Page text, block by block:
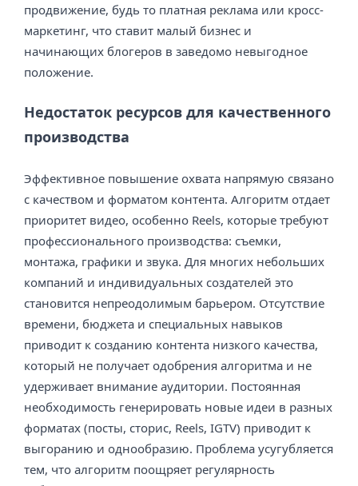
продвижение, будь то платная реклама или кросс-
маркетинг, что ставит малый бизнес и
начинающих блогеров в заведомо невыгодное
положение.
Недостаток ресурсов для качественного
производства
Эффективное повышение охвата напрямую связано
с качеством и форматом контента. Алгоритм отдает
приоритет видео, особенно Reels, которые требуют
профессионального производства: съемки,
монтажа, графики и звука. Для многих небольших
компаний и индивидуальных создателей это
становится непреодолимым барьером. Отсутствие
времени, бюджета и специальных навыков
приводит к созданию контента низкого качества,
который не получает одобрения алгоритма и не
удерживает внимание аудитории. Постоянная
необходимость генерировать новые идеи в разных
форматах (посты, сторис, Reels, IGTV) приводит к
выгоранию и однообразию. Проблема усугубляется
тем, что алгоритм поощряет регулярность